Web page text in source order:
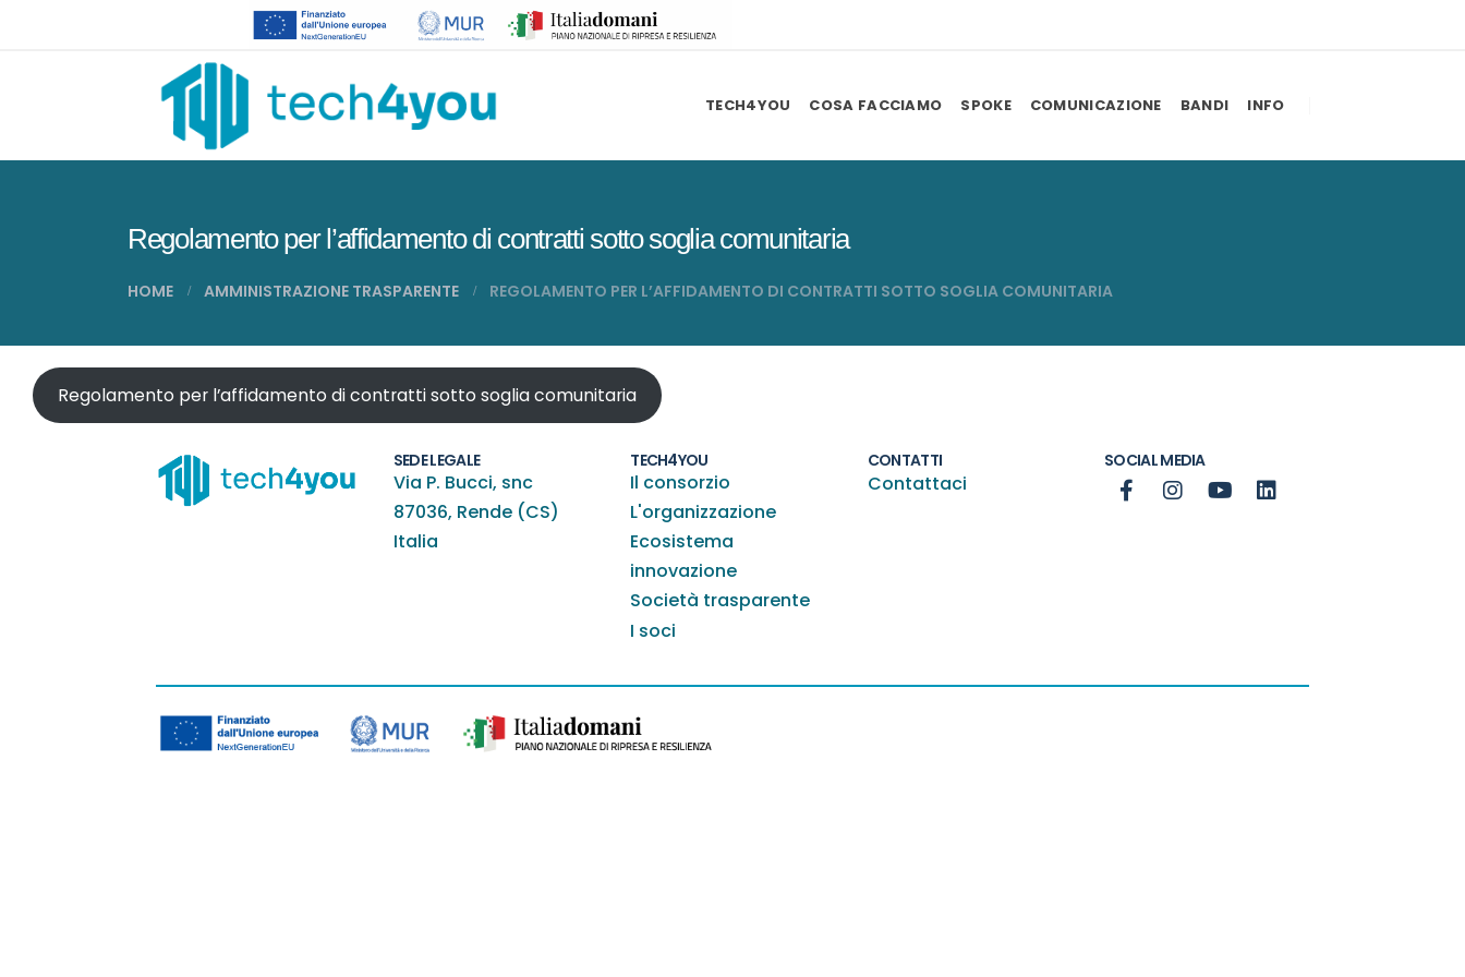
TECH4YOU COSA FACCIAMO SPOKE COMUNICAZIONE BANDI INFO
Regolamento per l’affidamento di contratti sotto soglia comunitaria
HOME AMMINISTRAZIONE TRASPARENTE REGOLAMENTO PER L’AFFIDAMENTO DI CONTRATTI SOTTO SOGLIA COMUNITARIA
Regolamento per l’affidamento di contratti sotto soglia comunitaria
SEDE LEGALE
Via P. Bucci, snc
87036, Rende (CS)
Italia
TECH4YOU
Il consorzio
L'organizzazione
Ecosistema
innovazione
Società trasparente
I soci
CONTATTI
Contattaci
SOCIAL MEDIA